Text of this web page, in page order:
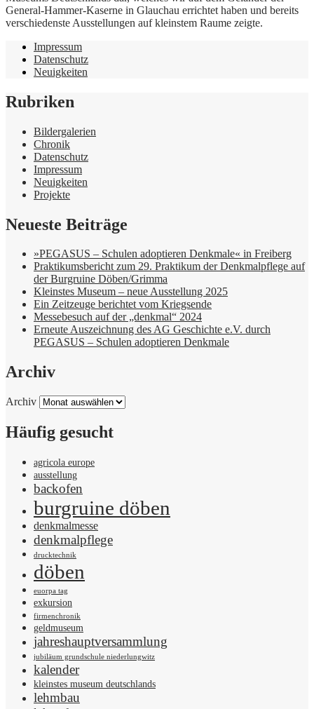
General-Hammer-Kaserne in Glauchau errichtet haben und bereits
verschiedenste Ausstellungen auf kleinstem Raume zeigte.
Impressum
Datenschutz
Neuigkeiten
Rubriken
Bildergalerien
Chronik
Datenschutz
Impressum
Neuigkeiten
Projekte
Neueste Beiträge
»PEGASUS – Schulen adoptieren Denkmale« in Freiberg
Praktikumsbericht zum 29. Praktikum der Denkmalpflege auf
der Burgruine Döben/Grimma
Kleinstes Museum – neue Ausstellung 2025
Ein Zeitzeuge berichtet vom Kriegsende
Messebesuch auf der „denkmal“ 2024
Erneute Auszeichnung des AG Geschichte e.V. durch
PEGASUS – Schulen adoptieren Denkmale
Archiv
Archiv
Häufig gesucht
agricola europe
ausstellung
backofen
burgruine döben
denkmalmesse
denkmalpflege
drucktechnik
döben
euorpa tag
exkursion
firmenchronik
geldmuseum
jahreshauptversammlung
jubiläum grundschule niederlungwitz
kalender
kleinstes museum deutschlands
lehmbau